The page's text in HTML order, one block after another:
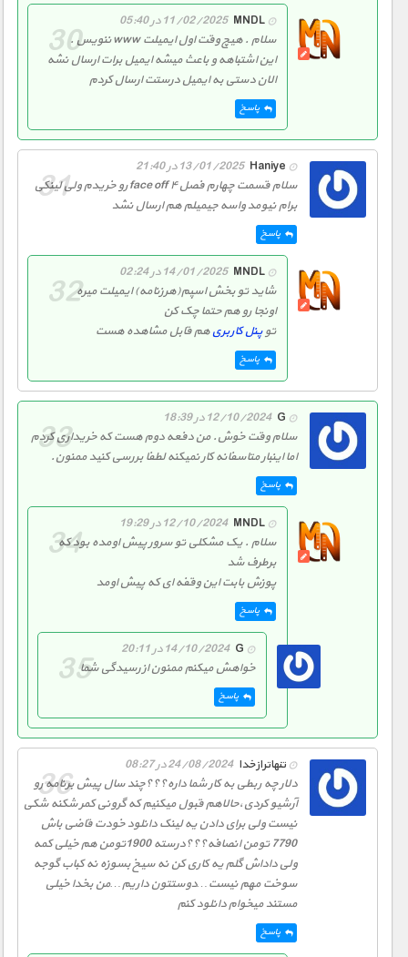
MNDL 11/02/2025 در 05:40
سلام . هیچ وقت اول ایمیلت www ننویس .
این اشتباهه و باعث میشه ایمیل برات ارسال نشه
الان دستی به ایمیل درستت ارسال کردم
پاسخ
Haniye 13/01/2025 در 21:40
سلام قسمت چهارم فصل ۴ face off رو خریدم ولی لینکی
برام نیومد واسه جیمیلم هم ارسال نشد
پاسخ
MNDL 14/01/2025 در 02:24
شاید تو بخش اسپم(هرزنامه) ایمیلت میره
اونجا رو هم حتما چک کن
توپنل کاربریهم قابل مشاهده هست
پاسخ
G 12/10/2024 در 18:39
سلام وقت خوش. من دفعه دوم هست که خریداری کردم
اما اینبار متاسفانه کار نمیکنه لطفا بررسی کنید ممنون.
پاسخ
MNDL 12/10/2024 در 19:29
سلام . یک مشکلی تو سرور پیش اومده بود که
برطرف شد
پوزش بابت این وقفه ای که پیش اومد
پاسخ
G 14/10/2024 در 20:11
خواهش میکنم ممنون از رسیدگی شما
پاسخ
تنهاترازخدا 24/08/2024 در 08:27
دلار چه ربطی به کار شما داره؟؟؟چند سال پیش برنامه رو
آرشیو کردی،حالاهم قبول میکنیم که گرونی کمر شکنه شکی
نیست ولی برای دادن یه لینک دانلود خودت قاضی باش
7790 تومن انصافه؟؟؟درسته 1900تومن هم خیلی کمه
ولی داداش گلم یه کاری کن نه سیخ بسوزه نه کباب گوجه
سوخت مهم نیست…دوستتون داریم…من بخدا خیلی
مستند میخوام دانلود کنم
پاسخ